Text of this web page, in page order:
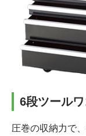
6段ツール
圧巻の収納力で